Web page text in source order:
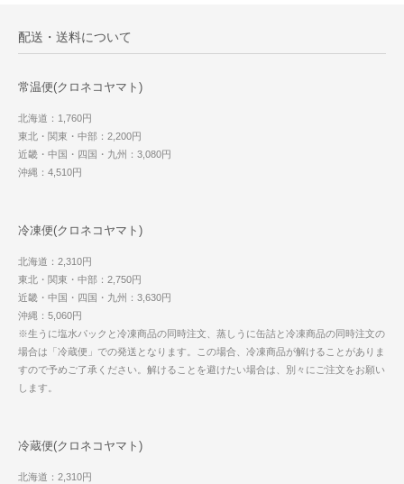
配送・送料について
常温便(クロネコヤマト)
北海道：1,760円
東北・関東・中部：2,200円
近畿・中国・四国・九州：3,080円
沖縄：4,510円
冷凍便(クロネコヤマト)
北海道：2,310円
東北・関東・中部：2,750円
近畿・中国・四国・九州：3,630円
沖縄：5,060円
※生うに塩水パックと冷凍商品の同時注文、蒸しうに缶詰と冷凍商品の同時注文の
場合は「冷蔵便」での発送となります。この場合、冷凍商品が解けることがありま
すので予めご了承ください。解けることを避けたい場合は、別々にご注文をお願い
します。
冷蔵便(クロネコヤマト)
北海道：2,310円